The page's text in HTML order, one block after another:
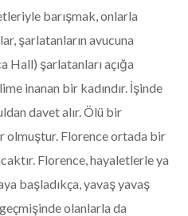
barışmak, onlarla
şarlatanların avucuna
Hall) şarlatanları açığa
inanan bir kadındır. İşinde
davet alır. Ölü bir
olmuştur. Florence ortada bir
Florence, hayaletlerle ya
başladıkça, yavaş yavaş
olanlarla da